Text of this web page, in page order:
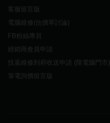
客服留言版
電腦維修(估價單討論)
FB粉絲專頁
經銷商會員申請
技嘉維修到府收送申請 (限電腦門市)
筆電詢價留言版